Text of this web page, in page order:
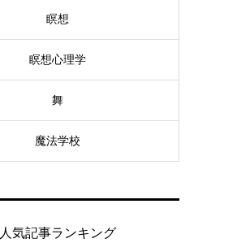
瞑想
瞑想心理学
舞
魔法学校
人気記事ランキング